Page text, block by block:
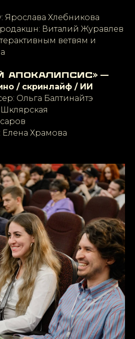
Ярослава Хлебникова
Виталий Журавлев
ветвям и
апокалипсис» —
/ скринлайф / ИИ
Ольга Балтинайтэ
Храмова